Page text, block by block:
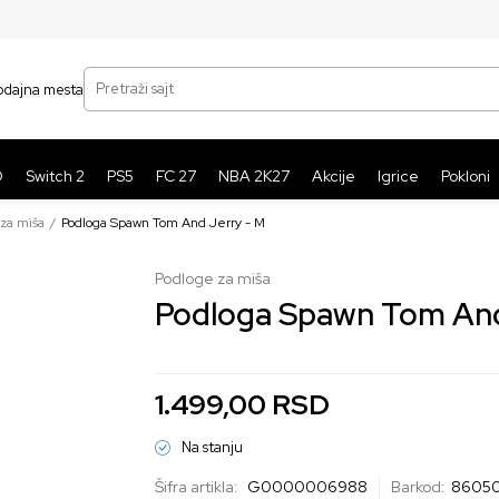
mesta
Pretraži sajt
Switch 2 PS5 FC 27 NBA 2K27 Akcije Igrice Pokloni
miša Podloga Spawn Tom And Jerry - M
Podloge za miša
Podloga Spawn Tom
1.499,00 RSD
Na stanju
Šifra artikla: G0000006988 Barkod: